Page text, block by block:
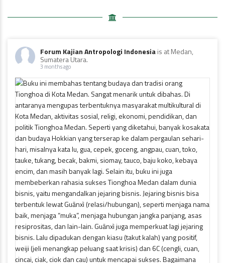
Forum Kajian Antropologi Indonesiais at Medan,
Sumatera Utara.
3 months ago